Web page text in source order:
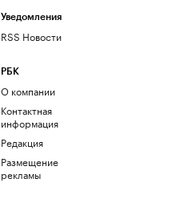
Уведомления
RSS Новости
РБК
О компании
Контактная
информация
Редакция
Размещение
рекламы